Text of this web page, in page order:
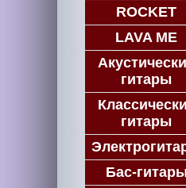
ROCKET
LAVA ME
гитары
гитары
Бас-